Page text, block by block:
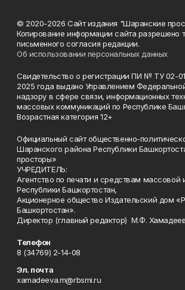
© 2020-2026 Сайт издания "Шаранские
Копирование информации сайта разрешено
письменного согласия редакции.
Об использовании персональных данных
Свидетельство о регистрации ПИ № ТУ 02-
2025 года выдано Управлением
надзору в сфере связи, информационных
массовых коммуникаций по Республике
Возрастная категория 12+
Официальный сайт общественно-
Шаранского района Республики
просторы»
УЧРЕДИТЕЛЬ:
Агентство по печати и средствам массовой
Республики Башкортостан,
Акционерное общество Издательский дом
Башкортостан».
Директор (главный редактор) М.Ф.
Телефон
8 (34769) 2-14-08
Эл. почта
xamadeeva.m@rbsmi.ru